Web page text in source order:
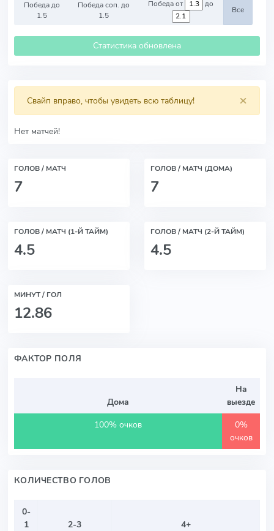
Победа до
1.5
Победа соп. до
1.5
Победа от до
Все
Статистика обновлена
×
Свайп вправо, чтобы увидеть всю таблицу!
Нет матчей!
ГОЛОВ / МАТЧ
7
ГОЛОВ / МАТЧ (ДОМА)
7
ГОЛОВ / МАТЧ (1-Й ТАЙМ)
4.5
ГОЛОВ / МАТЧ (2-Й ТАЙМ)
4.5
МИНУТ / ГОЛ
12.86
ФАКТОР ПОЛЯ
Дома
На
выезде
100% очков
0%
очков
КОЛИЧЕСТВО ГОЛОВ
0-
1
2-3
4+